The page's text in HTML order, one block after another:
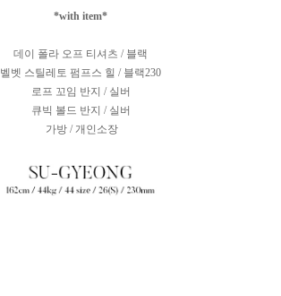
*with item*
데이 폴라 오프 티셔츠 / 블랙
벨벳 스틸레토 펌프스 힐 / 블랙230
로프 꼬임 반지 / 실버
큐빅 볼드 반지 / 실버
가방 / 개인소장